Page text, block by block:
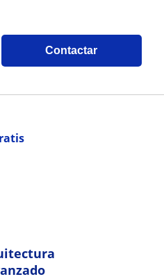
Contactar